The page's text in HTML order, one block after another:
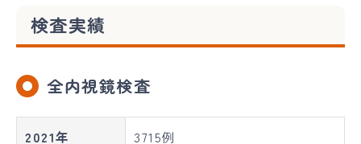
検査実績
全内視鏡検査
2021年 3715例